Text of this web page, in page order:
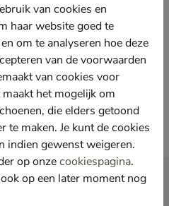
van cookies en
haar website goed te
om te analyseren hoe deze
van de voorwaarden
van cookies voor
het mogelijk om
die elders getoond
te maken. Je kunt de cookies
indien gewenst weigeren.
op onzecookiespagina.
op een later moment nog